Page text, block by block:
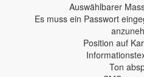
Auswählbarer
Es muss ein Passwort
Position auf
Ton